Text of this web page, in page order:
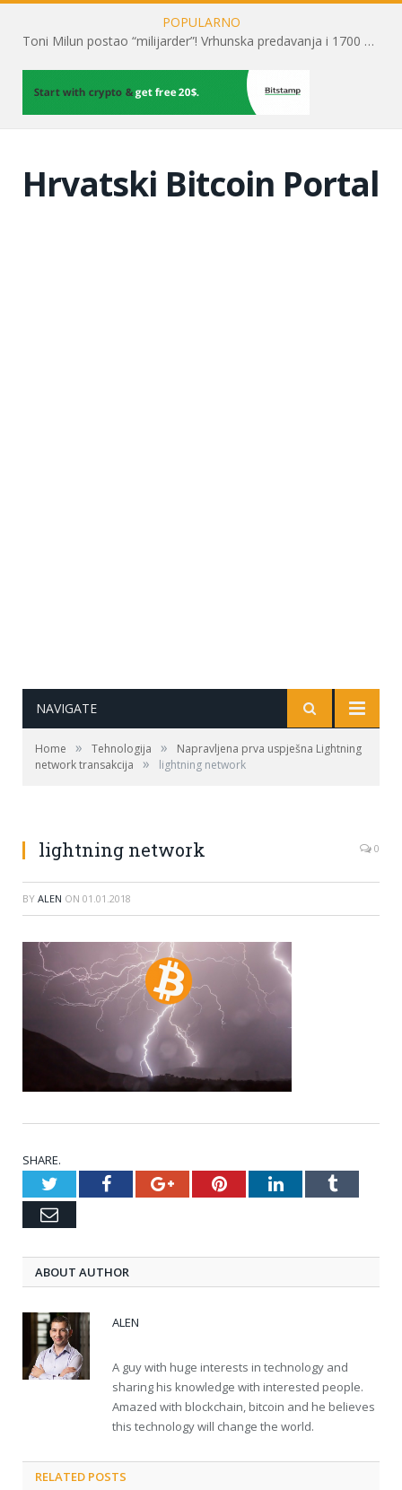
POPULARNO
Toni Milun postao “milijarder”! Vrhunska predavanja i 1700 posjetitelja obilježili su mjesec financijske pismenosti
Hrvatski Bitcoin Portal
NAVIGATE
Home » Tehnologija »
Napravljena prva uspješna Lightning
network transakcija
» lightning network
lightning network 0
BY ALEN ON 01.01.2018
SHARE.
TwitterFacebookGoogle+PinterestLinkedInTumblr
Email
ABOUT AUTHOR
ALEN
A guy with huge interests in technology and
sharing his knowledge with interested people.
Amazed with blockchain, bitcoin and he believes
this technology will change the world.
RELATED POSTS